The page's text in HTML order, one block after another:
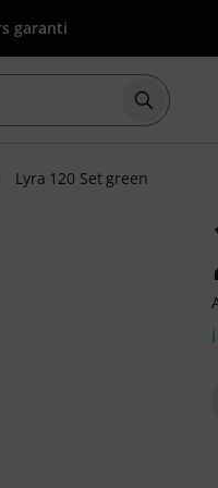
garanti
Börja
Lyra 120 Set green